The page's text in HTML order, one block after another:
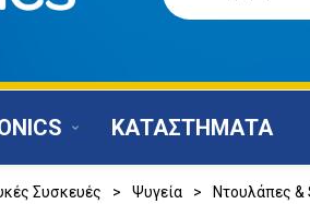
ΚΑΤΑΣΤΗΜΑΤΑ
Συσκευές > Ψυγεία > Ντουλάπες &